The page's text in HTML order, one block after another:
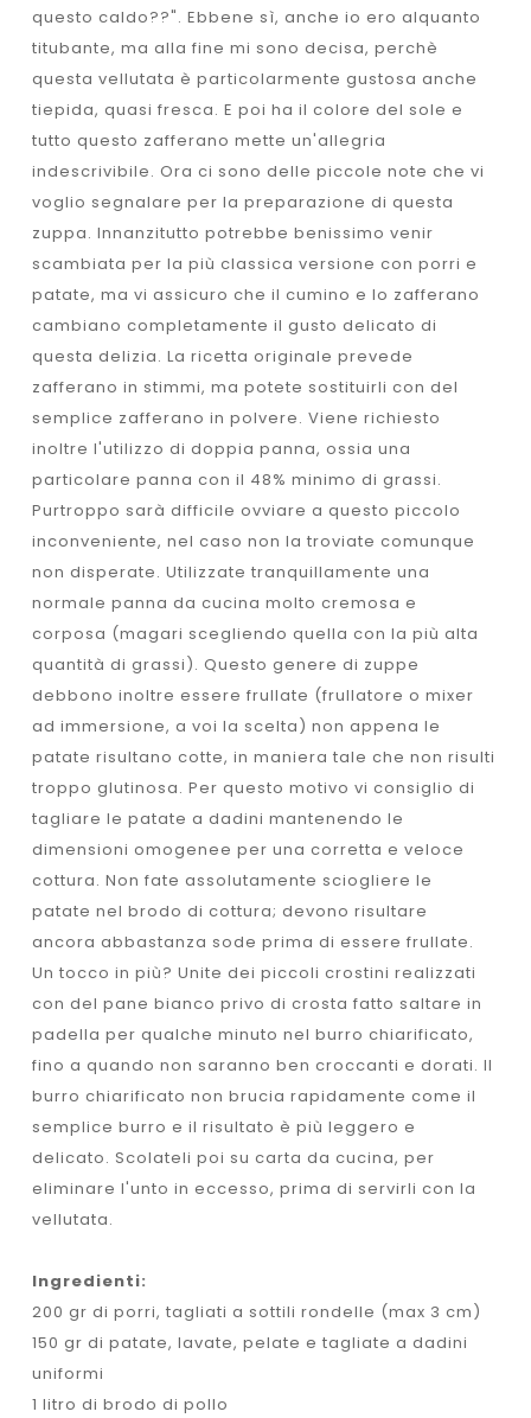
questo caldo??". Ebbene sì, anche io ero alquanto
titubante, ma alla fine mi sono decisa, perchè
questa vellutata è particolarmente gustosa anche
tiepida, quasi fresca. E poi ha il colore del sole e
tutto questo zafferano mette un'allegria
indescrivibile. Ora ci sono delle piccole note che vi
voglio segnalare per la preparazione di questa
zuppa. Innanzitutto potrebbe benissimo venir
scambiata per la più classica versione con porri e
patate, ma vi assicuro che il cumino e lo zafferano
cambiano completamente il gusto delicato di
questa delizia. La ricetta originale prevede
zafferano in stimmi, ma potete sostituirli con del
semplice zafferano in polvere. Viene richiesto
inoltre l'utilizzo di doppia panna, ossia una
particolare panna con il 48% minimo di grassi.
Purtroppo sarà difficile ovviare a questo piccolo
inconveniente, nel caso non la troviate comunque
non disperate. Utilizzate tranquillamente una
normale panna da cucina molto cremosa e
corposa (magari scegliendo quella con la più alta
quantità di grassi). Questo genere di zuppe
debbono inoltre essere frullate (frullatore o mixer
ad immersione, a voi la scelta) non appena le
patate risultano cotte, in maniera tale che non risulti
troppo glutinosa. Per questo motivo vi consiglio di
tagliare le patate a dadini mantenendo le
dimensioni omogenee per una corretta e veloce
cottura. Non fate assolutamente sciogliere le
patate nel brodo di cottura; devono risultare
ancora abbastanza sode prima di essere frullate.
Un tocco in più? Unite dei piccoli crostini realizzati
con del pane bianco privo di crosta fatto saltare in
padella per qualche minuto nel burro chiarificato,
fino a quando non saranno ben croccanti e dorati. Il
burro chiarificato non brucia rapidamente come il
semplice burro e il risultato è più leggero e
delicato. Scolateli poi su carta da cucina, per
eliminare l'unto in eccesso, prima di servirli con la
vellutata.
Ingredienti:
200 gr di porri, tagliati a sottili rondelle (max 3 cm)
150 gr di patate, lavate, pelate e tagliate a dadini
uniformi
1 litro di brodo di pollo